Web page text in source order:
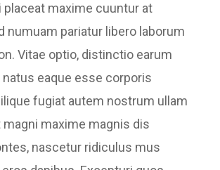
placeat maxime cuuntur at
numuam pariatur libero laborum
Vitae optio, distinctio earum
eaque esse corporis
fugiat autem nostrum ullam
maxime magnis dis
nascetur ridiculus mus